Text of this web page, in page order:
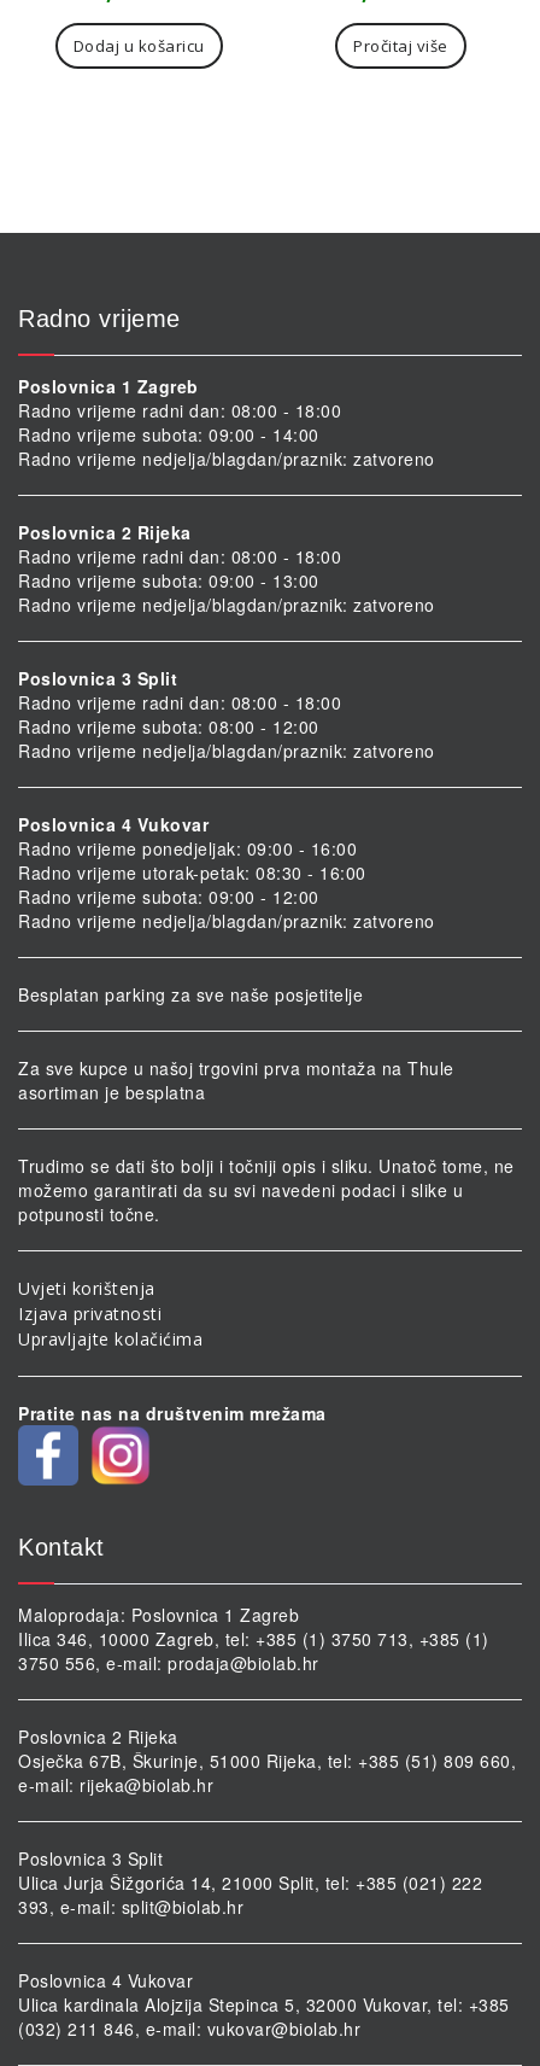
Dodaj u košaricu Pročitaj više
Radno vrijeme
Poslovnica 1 Zagreb
Radno vrijeme radni dan: 08:00 - 18:00
Radno vrijeme subota: 09:00 - 14:00
Radno vrijeme nedjelja/blagdan/praznik: zatvoreno
Poslovnica 2 Rijeka
Radno vrijeme radni dan: 08:00 - 18:00
Radno vrijeme subota: 09:00 - 13:00
Radno vrijeme nedjelja/blagdan/praznik: zatvoreno
Poslovnica 3 Split
Radno vrijeme radni dan: 08:00 - 18:00
Radno vrijeme subota: 08:00 - 12:00
Radno vrijeme nedjelja/blagdan/praznik: zatvoreno
Poslovnica 4 Vukovar
Radno vrijeme ponedjeljak: 09:00 - 16:00
Radno vrijeme utorak-petak: 08:30 - 16:00
Radno vrijeme subota: 09:00 - 12:00
Radno vrijeme nedjelja/blagdan/praznik: zatvoreno
Besplatan parking za sve naše posjetitelje
Za sve kupce u našoj trgovini prva montaža na Thule
asortiman je besplatna
Trudimo se dati što bolji i točniji opis i sliku. Unatoč tome, ne
možemo garantirati da su svi navedeni podaci i slike u
potpunosti točne.
Uvjeti korištenja
Izjava privatnosti
Upravljajte kolačićima
Pratite nas na društvenim mrežama
Kontakt
Maloprodaja: Poslovnica 1 Zagreb
Ilica 346, 10000 Zagreb, tel: +385 (1) 3750 713, +385 (1)
3750 556, e-mail: prodaja@biolab.hr
Poslovnica 2 Rijeka
Osječka 67B, Škurinje, 51000 Rijeka, tel: +385 (51) 809 660,
e-mail: rijeka@biolab.hr
Poslovnica 3 Split
Ulica Jurja Šižgorića 14, 21000 Split, tel: +385 (021) 222
393, e-mail: split@biolab.hr
Poslovnica 4 Vukovar
Ulica kardinala Alojzija Stepinca 5, 32000 Vukovar, tel: +385
(032) 211 846, e-mail: vukovar@biolab.hr